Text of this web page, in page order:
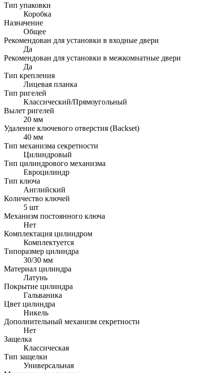
Тип упаковки
Коробка
Назначение
Общее
Рекомендован для установки в входные двери
Да
Рекомендован для установки в межкомнатные двери
Да
Тип крепления
Лицевая планка
Тип ригелей
Классический/Прямоугольный
Вылет ригелей
20 мм
Удаление ключевого отверстия (Backset)
40 мм
Тип механизма секретности
Цилиндровый
Тип цилиндрового механизма
Евроцилиндр
Тип ключа
Английский
Количество ключей
5 шт
Механизм постоянного ключа
Нет
Комплектация цилиндром
Комплектуется
Типоразмер цилиндра
30/30 мм
Материал цилиндра
Латунь
Покрытие цилиндра
Гальваника
Цвет цилиндра
Никель
Дополнительный механизм секретности
Нет
Защелка
Классическая
Тип защелки
Универсальная